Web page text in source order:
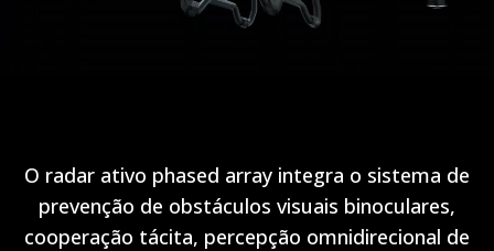
O radar ativo phased array integra o sistema de
prevenção de obstáculos visuais binoculares,
cooperação tácita, percepção omnidirecional de